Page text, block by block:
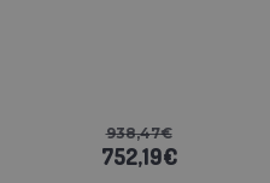
938,47€
752,19€